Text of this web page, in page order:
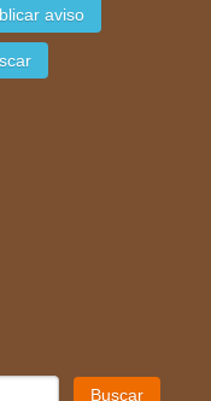
aviso
Buscar